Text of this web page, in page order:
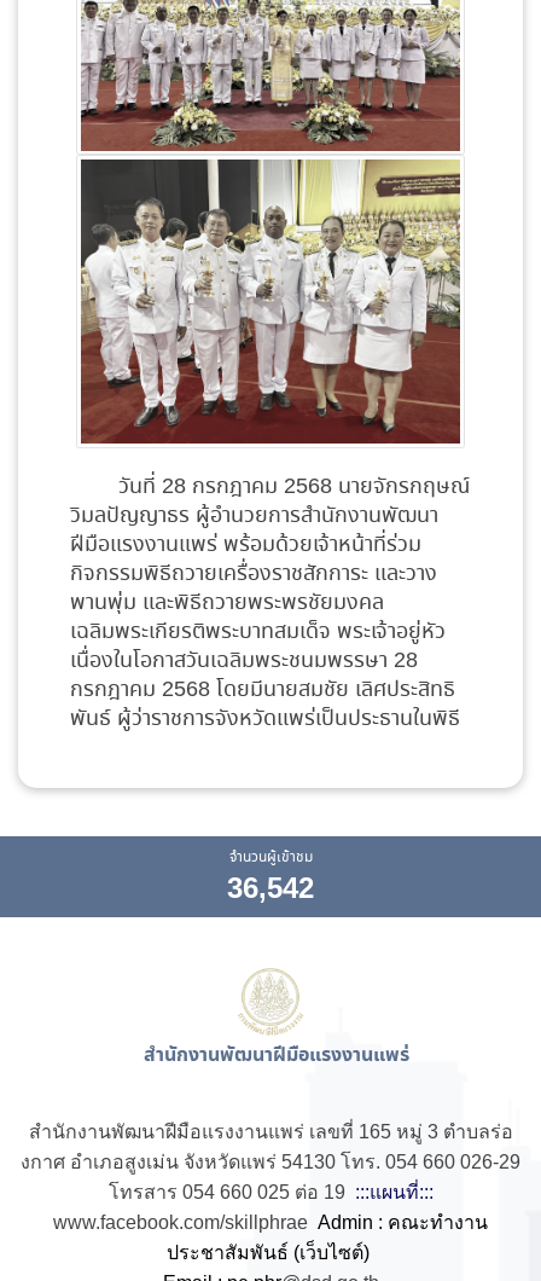
วันที่ 28 กรกฎาคม 2568 นายจักรกฤษณ์
วิมลปัญญาธร ผู้อำนวยการสำนักงานพัฒนา
ฝีมือแรงงานแพร่ พร้อมด้วยเจ้าหน้าที่ร่วม
กิจกรรมพิธีถวายเครื่องราชสักการะ และวาง
พานพุ่ม และพิธีถวายพระพรชัยมงคล
เฉลิมพระเกียรติพระบาทสมเด็จ พระเจ้าอยู่หัว
เนื่องในโอกาสวันเฉลิมพระชนมพรรษา 28
กรกฎาคม 2568 โดยมีนายสมชัย เลิศประสิทธิ
พันธ์ ผู้ว่าราชการจังหวัดแพร่เป็นประธานในพิธี
จำนวนผู้เข้าชม
36,542
สำนักงานพัฒนาฝีมือแรงงานแพร่
สำนักงานพัฒนาฝีมือแรงงานแพร่ เลขที่ 165 หมู่ 3 ตำบลร่อ
งกาศ อำเภอสูงเม่น จังหวัดแพร่ 54130 โทร. 054 660 026-29
โทรสาร 054 660 025 ต่อ 19 :::แผนที่:::
www.facebook.com/skillphrae Admin : คณะทำงาน
ประชาสัมพันธ์ (เว็บไซต์)